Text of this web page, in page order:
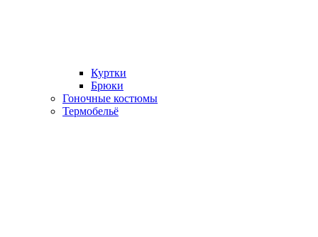
Куртки
Брюки
Гоночные костюмы
Термобельё